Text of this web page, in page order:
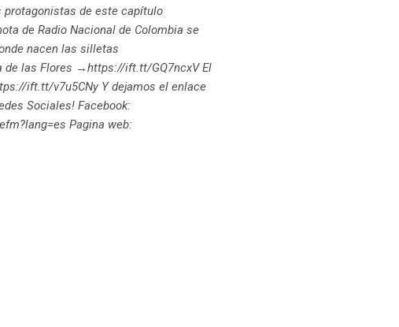
de este capítulo
de Radio Nacional de Colombia se
nacen las silletas
de las Flores →https://ift.tt/GQ7ncxV El
ift.tt/v7u5CNy Y dejamos el enlace
Sociales! Facebook:
Pagina web: